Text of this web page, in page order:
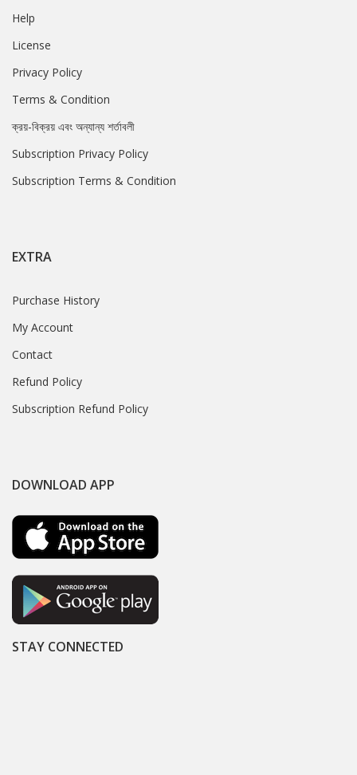
Help
License
Privacy Policy
Terms & Condition
ক্রয়-বিক্রয় এবং অন্যান্য শর্তাবলী
Subscription Privacy Policy
Subscription Terms & Condition
EXTRA
Purchase History
My Account
Contact
Refund Policy
Subscription Refund Policy
DOWNLOAD APP
STAY CONNECTED